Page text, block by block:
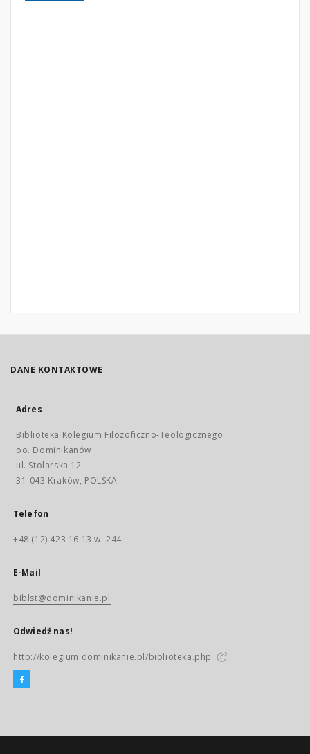
DANE KONTAKTOWE
Adres
Biblioteka Kolegium Filozoficzno-Teologicznego
oo. Dominikanów
ul. Stolarska 12
31-043 Kraków, POLSKA
Telefon
+48 (12) 423 16 13 w. 244
E-Mail
biblst@dominikanie.pl
Odwiedź nas!
http://kolegium.dominikanie.pl/biblioteka.php